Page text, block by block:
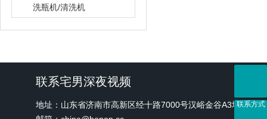
洗瓶机/清洗机
联系宅男深夜视频
地址：山东省济南市高新区经十路7000号汉峪金谷A3地块1号
联系方式